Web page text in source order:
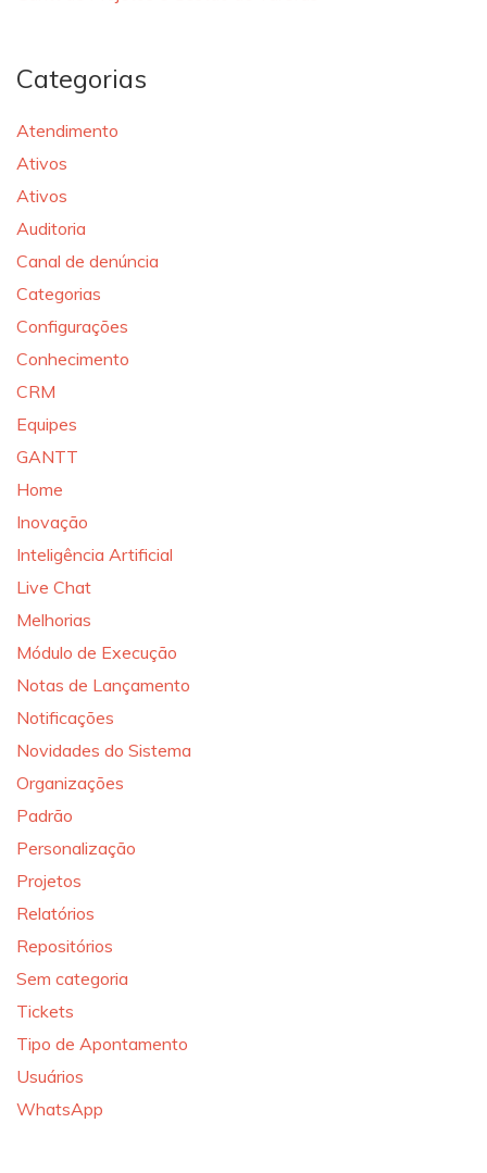
Categorias
Atendimento
Ativos
Ativos
Auditoria
Canal de denúncia
Categorias
Configurações
Conhecimento
CRM
Equipes
GANTT
Home
Inovação
Inteligência Artificial
Live Chat
Melhorias
Módulo de Execução
Notas de Lançamento
Notificações
Novidades do Sistema
Organizações
Padrão
Personalização
Projetos
Relatórios
Repositórios
Sem categoria
Tickets
Tipo de Apontamento
Usuários
WhatsApp